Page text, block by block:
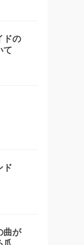
ドの
て
ド
曲が